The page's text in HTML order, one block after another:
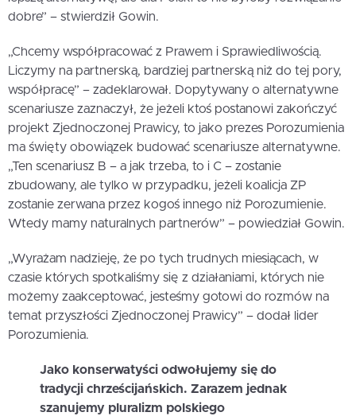
dobre” – stwierdził Gowin.
„Chcemy współpracować z Prawem i Sprawiedliwością.
Liczymy na partnerską, bardziej partnerską niż do tej pory,
współpracę” – zadeklarował. Dopytywany o alternatywne
scenariusze zaznaczył, że jeżeli ktoś postanowi zakończyć
projekt Zjednoczonej Prawicy, to jako prezes Porozumienia
ma święty obowiązek budować scenariusze alternatywne.
„Ten scenariusz B – a jak trzeba, to i C – zostanie
zbudowany, ale tylko w przypadku, jeżeli koalicja ZP
zostanie zerwana przez kogoś innego niż Porozumienie.
Wtedy mamy naturalnych partnerów” – powiedział Gowin.
„Wyrażam nadzieję, że po tych trudnych miesiącach, w
czasie których spotkaliśmy się z działaniami, których nie
możemy zaakceptować, jesteśmy gotowi do rozmów na
temat przyszłości Zjednoczonej Prawicy” – dodał lider
Porozumienia.
Jako konserwatyści odwołujemy się do
tradycji chrześcijańskich. Zarazem jednak
szanujemy pluralizm polskiego